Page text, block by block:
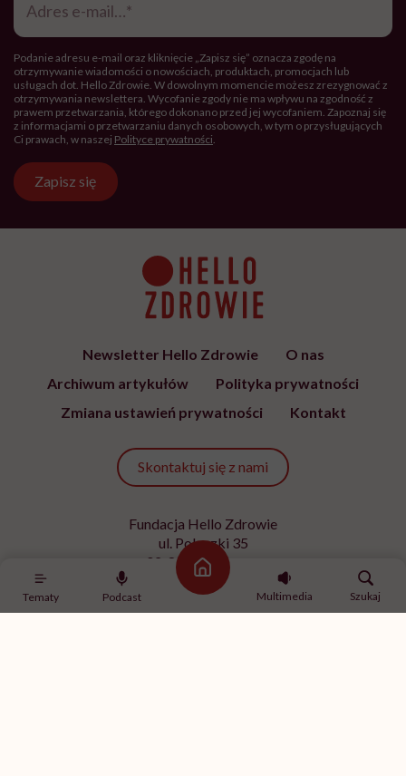
Tematy Podcast
Strona główna
Multimedia
Szukaj
mail*
Podanie adresu e-mail oraz kliknięcie „Zapisz się” oznacza zgodę na
otrzymywanie wiadomości o nowościach, produktach, promocjach lub
usługach dot. Hello Zdrowie. W dowolnym momencie możesz zrezygnować z
otrzymywania newslettera. Wycofanie zgody nie ma wpływu na zgodność z
prawem przetwarzania, którego dokonano przed jej wycofaniem. Zapoznaj się
z informacjami o przetwarzaniu danych osobowych, w tym o przysługujących
Ci prawach, w naszej Polityce prywatności
Zapisz się
Newsletter Hello Zdrowie
O nas
Archiwum artykułów
Polityka prywatności
Zmiana ustawień prywatności
Kontakt
Skontaktuj się z nami
Fundacja Hello Zdrowie
ul. Poleczki 35
02-822 Warszawa
NIP 9512613236
Kontakt z redakcją